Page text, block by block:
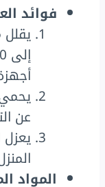
فوائد
يقلل
عن
المواد